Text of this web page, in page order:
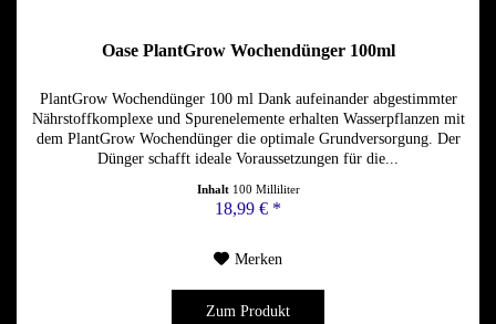
Oase PlantGrow Wochendünger 100ml
PlantGrow Wochendünger 100 ml Dank aufeinander abgestimmter
Nährstoffkomplexe und Spurenelemente erhalten Wasserpflanzen mit
dem PlantGrow Wochendünger die optimale Grundversorgung. Der
Dünger schafft ideale Voraussetzungen für die...
Inhalt 100 Milliliter
18,99 € *
Merken
Zum Produkt